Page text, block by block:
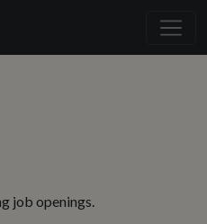
job openings.